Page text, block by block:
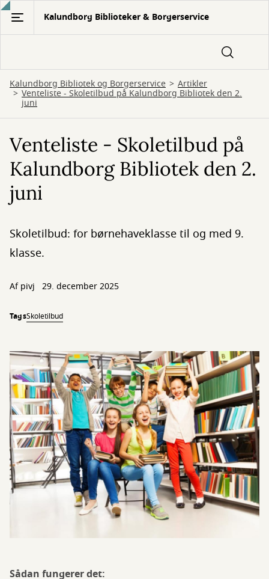
Gå
hovedindhold
Kalundborg Biblioteker & Borgerservice
Kalundborg Bibliotek og Borgerservice Artikler
Venteliste - Skoletilbud på Kalundborg Bibliotek den 2.
juni
Venteliste - Skoletilbud på
Kalundborg Bibliotek den 2.
juni
Skoletilbud: for børnehaveklasse til og med 9.
klasse.
Afpivj 29. december 2025
TagsSkoletilbud
Sådan fungerer det: